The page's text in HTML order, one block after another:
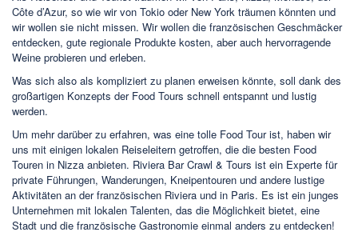
Côte d’Azur, so wie wir von Tokio oder New York träumen könnten und
wir wollen sie nicht missen. Wir wollen die französischen Geschmäcker
entdecken, gute regionale Produkte kosten, aber auch hervorragende
Weine probieren und erleben.
Was sich also als kompliziert zu planen erweisen könnte, soll dank des
großartigen Konzepts der Food Tours schnell entspannt und lustig
werden.
Um mehr darüber zu erfahren, was eine tolle Food Tour ist, haben wir
uns mit einigen lokalen Reiseleitern getroffen, die die besten Food
Touren in Nizza anbieten. Riviera Bar Crawl & Tours ist ein Experte für
private Führungen, Wanderungen, Kneipentouren und andere lustige
Aktivitäten an der französischen Riviera und in Paris. Es ist ein junges
Unternehmen mit lokalen Talenten, das die Möglichkeit bietet, eine
Stadt und die französische Gastronomie einmal anders zu entdecken!